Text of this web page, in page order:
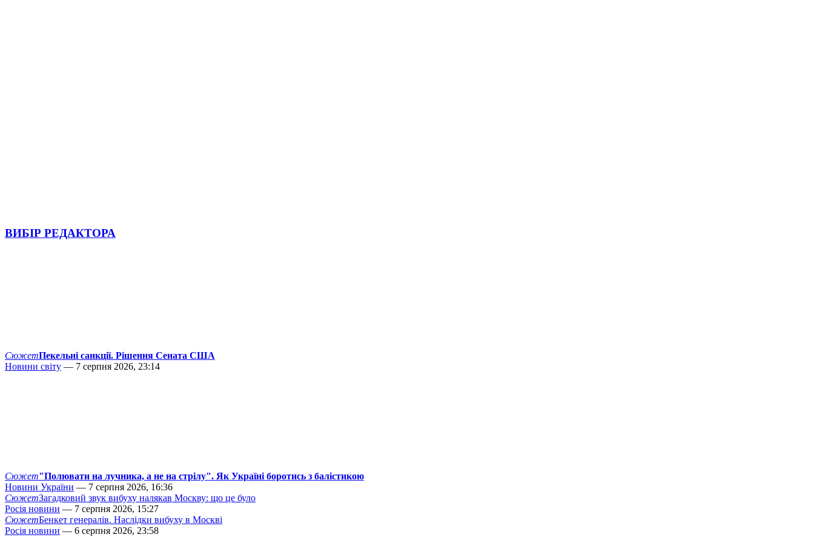
ВИБІР РЕДАКТОРА
СюжетПекельні санкції. Рішення Сената США
Новини світу — 7 серпня 2026, 23:14
Сюжет"Полювати на лучника, а не на стрілу". Як Україні боротись з балістикою
Новини України — 7 серпня 2026, 16:36
СюжетЗагадковий звук вибуху налякав Москву: що це було
Росія новини — 7 серпня 2026, 15:27
СюжетБенкет генералів. Наслідки вибуху в Москві
Росія новини — 6 серпня 2026, 23:58